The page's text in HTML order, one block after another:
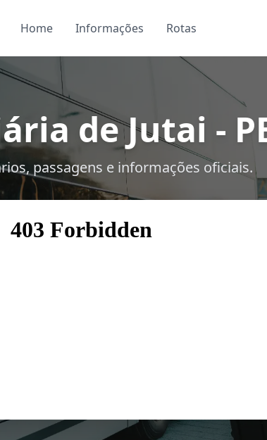
Home Informações Rotas
de Jutai -
passagens e informações oficiais.